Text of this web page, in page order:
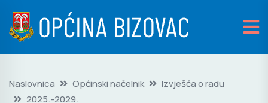
Naslovnica Općinski načelnik
Izvješća o radu
2025.-2029.